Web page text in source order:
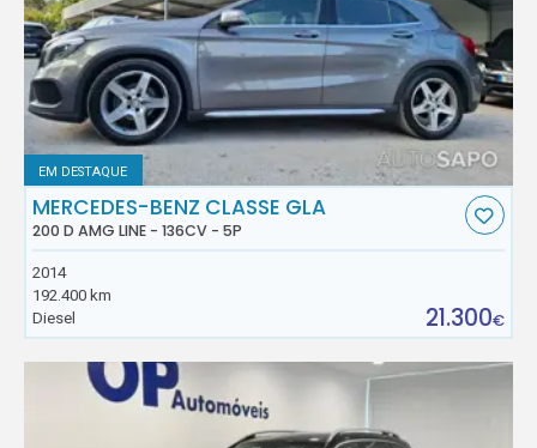
EM DESTAQUE
MERCEDES-BENZ CLASSE GLA
200 D AMG LINE - 136CV - 5P
2014
192.400 km
Diesel
21.300€